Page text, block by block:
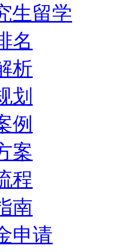
生留学
名
析
划
例
案
程
南
申请